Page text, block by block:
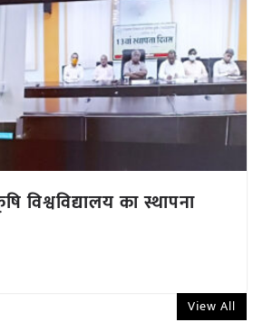
विश्वविद्यालय का स्थापना
View All